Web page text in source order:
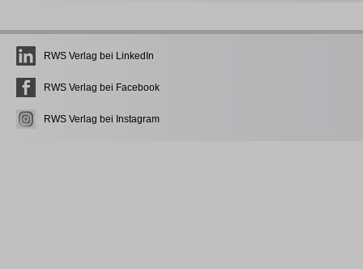
RWS Verlag bei LinkedIn
RWS Verlag bei Facebook
RWS Verlag bei Instagram